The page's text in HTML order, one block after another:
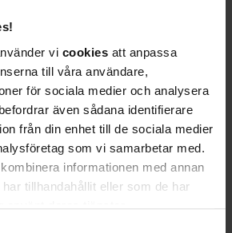
vi cookies att anpassa
till våra användare,
för sociala medier och analysera
även sådana identifierare
från din enhet till de sociala medier
som vi samarbetar med.
informationen med annan
tillhandahållit eller som de har
använt deras tjänster.
om artikeln